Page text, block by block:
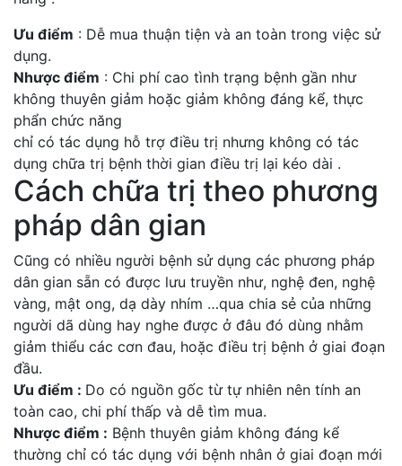
Ưu điểm : Dễ mua thuận tiện và an toàn trong việc sử
dụng.
Nhược điểm : Chi phí cao tình trạng bệnh gần như
không thuyên giảm hoặc giảm không đáng kể, thực
phẩn chức năng
chỉ có tác dụng hỗ trợ điều trị nhưng không có tác
dụng chữa trị bệnh thời gian điều trị lại kéo dài .
Cách chữa trị theo phương
pháp dân gian
Cũng có nhiều người bệnh sử dụng các phương pháp
dân gian sẵn có được lưu truyền như, nghệ đen, nghệ
vàng, mật ong, dạ dày nhím …qua chia sẻ của những
người dã dùng hay nghe được ở đâu đó dùng nhằm
giảm thiểu các cơn đau, hoặc điều trị bệnh ở giai đoạn
đầu.
Ưu điểm : Do có nguồn gốc từ tự nhiên nên tính an
toàn cao, chi phí thấp và dễ tìm mua.
Nhược điểm : Bệnh thuyên giảm không đáng kể
thường chỉ có tác dụng với bệnh nhân ở giai đoạn mới